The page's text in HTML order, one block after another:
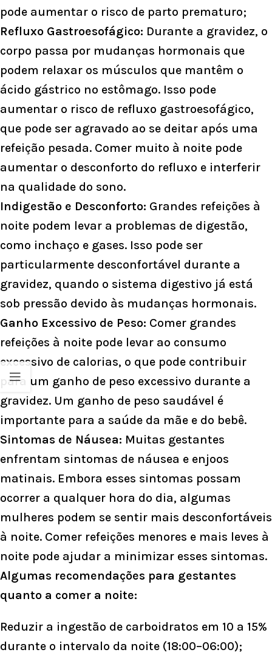
pode aumentar o risco de parto prematuro;
Refluxo Gastroesofágico: Durante a gravidez, o
corpo passa por mudanças hormonais que
podem relaxar os músculos que mantêm o
ácido gástrico no estômago. Isso pode
aumentar o risco de refluxo gastroesofágico,
que pode ser agravado ao se deitar após uma
refeição pesada. Comer muito à noite pode
aumentar o desconforto do refluxo e interferir
na qualidade do sono.
Indigestão e Desconforto: Grandes refeições à
noite podem levar a problemas de digestão,
como inchaço e gases. Isso pode ser
particularmente desconfortável durante a
gravidez, quando o sistema digestivo já está
sob pressão devido às mudanças hormonais.
Ganho Excessivo de Peso: Comer grandes
refeições à noite pode levar ao consumo
excessivo de calorias, o que pode contribuir
para um ganho de peso excessivo durante a
gravidez. Um ganho de peso saudável é
importante para a saúde da mãe e do bebê.
Sintomas de Náusea: Muitas gestantes
enfrentam sintomas de náusea e enjoos
matinais. Embora esses sintomas possam
ocorrer a qualquer hora do dia, algumas
mulheres podem se sentir mais desconfortáveis
à noite. Comer refeições menores e mais leves à
noite pode ajudar a minimizar esses sintomas.
Algumas recomendações para gestantes
quanto a comer a noite:
Reduzir a ingestão de carboidratos em 10 a 15%
durante o intervalo da noite (18:00–06:00);